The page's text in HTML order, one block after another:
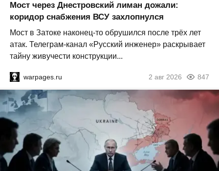
Мост через Днестровский лиман дожали:
коридор снабжения ВСУ захлопнулся
Мост в Затоке наконец-то обрушился после трёх лет
атак. Телеграм-канал «Русский инженер» раскрывает
тайну живучести конструкции...
warpages.ru 2 авг 2026 847